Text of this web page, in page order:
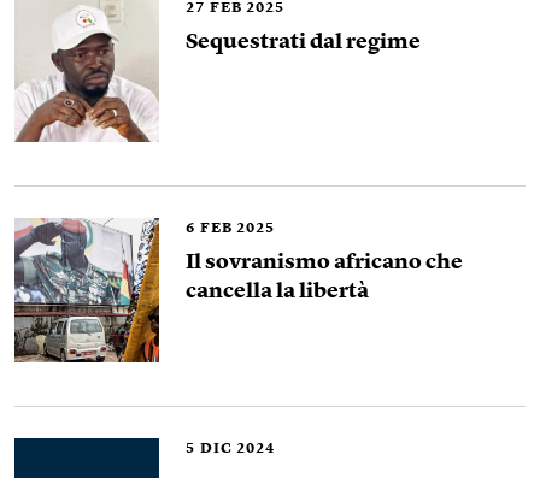
27 FEB 2025
Sequestrati dal regime
6 FEB 2025
Il sovranismo africano che
cancella la libertà
5 DIC 2024